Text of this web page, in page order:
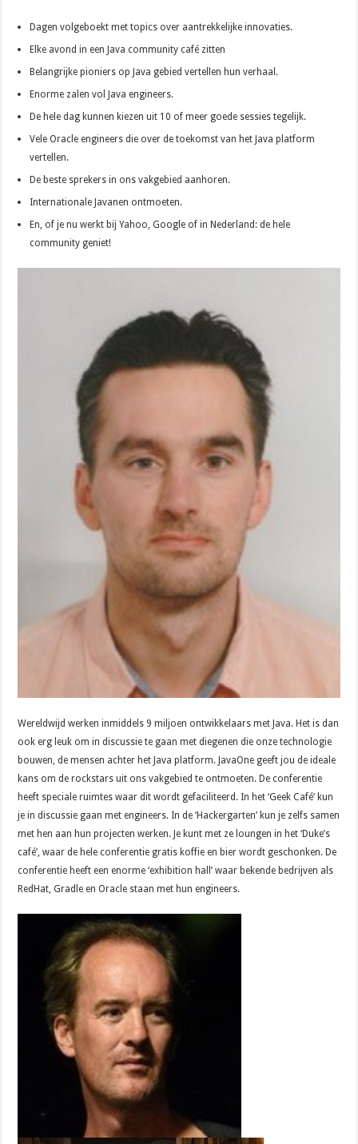
Dagen volgeboekt met topics over aantrekkelijke innovaties.
Elke avond in een Java community café zitten
Belangrijke pioniers op Java gebied vertellen hun verhaal.
Enorme zalen vol Java engineers.
De hele dag kunnen kiezen uit 10 of meer goede sessies tegelijk.
Vele Oracle engineers die over de toekomst van het Java platform
vertellen.
De beste sprekers in ons vakgebied aanhoren.
Internationale Javanen ontmoeten.
En, of je nu werkt bij Yahoo, Google of in Nederland: de hele
community geniet!
Wereldwijd werken inmiddels 9 miljoen ontwikkelaars met Java. Het is dan
ook erg leuk om in discussie te gaan met diegenen die onze technologie
bouwen, de mensen achter het Java platform. JavaOne geeft jou de ideale
kans om de rockstars uit ons vakgebied te ontmoeten. De conferentie
heeft speciale ruimtes waar dit wordt gefaciliteerd. In het ‘Geek Café’ kun
je in discussie gaan met engineers. In de ‘Hackergarten’ kun je zelfs samen
met hen aan hun projecten werken. Je kunt met ze loungen in het ‘Duke’s
café’, waar de hele conferentie gratis koffie en bier wordt geschonken. De
conferentie heeft een enorme ‘exhibition hall’ waar bekende bedrijven als
RedHat, Gradle en Oracle staan met hun engineers.